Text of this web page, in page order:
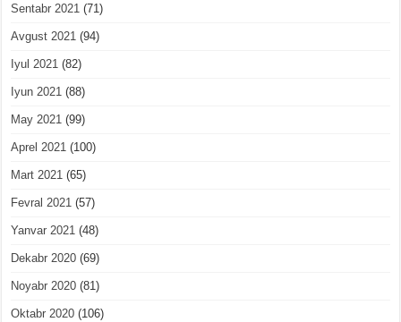
Sentabr 2021 (71)
Avgust 2021 (94)
Iyul 2021 (82)
Iyun 2021 (88)
May 2021 (99)
Aprel 2021 (100)
Mart 2021 (65)
Fevral 2021 (57)
Yanvar 2021 (48)
Dekabr 2020 (69)
Noyabr 2020 (81)
Oktabr 2020 (106)